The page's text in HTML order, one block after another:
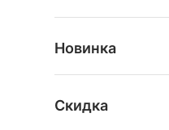
Новинка
Скидка